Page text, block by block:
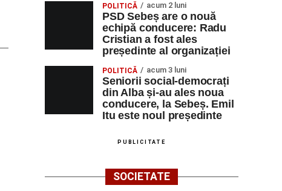
POLITICĂ acum 2 luni
PSD Sebeș are o nouă
echipă conducere: Radu
Cristian a fost ales
președinte al organizației
POLITICĂ acum 3 luni
Seniorii social-democrați
din Alba și-au ales noua
conducere, la Sebeș. Emil
Itu este noul președinte
PUBLICITATE
SOCIETATE